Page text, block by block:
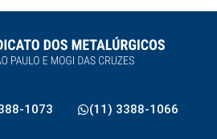
1073 (11) 3388-1066